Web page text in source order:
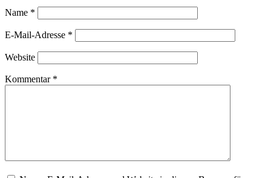
Name *
E-Mail-Adresse *
Website
Kommentar *